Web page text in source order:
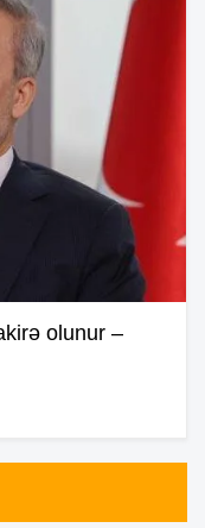
olunur –